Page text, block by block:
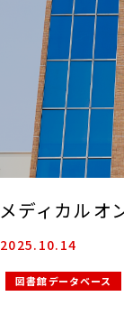
メディカルオ
2025.10.14
図書館データベース